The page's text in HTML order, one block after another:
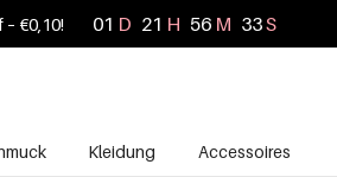
€0,10! 01 D 21 H 56 M 31S
Kleidung Accessoires